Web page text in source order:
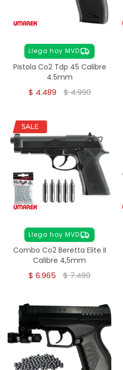
Llega hoy MVD
Pistola Co2 Tdp 45 Calibre
4.5mm
$ 4.489 $4.990
Llega hoy MVD
Combo Co2 Beretta Elite II
Calibre 4,5mm
$ 6.965 $7.490